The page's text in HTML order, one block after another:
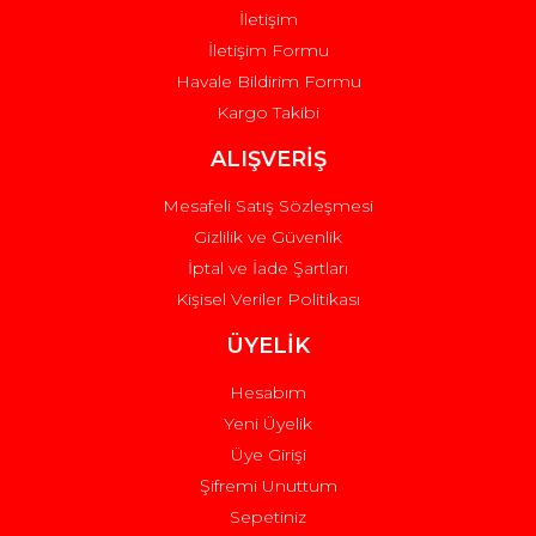
Gönder
İletişim
İletişim Formu
Havale Bildirim Formu
Kargo Takibi
ALIŞVERİŞ
Mesafeli Satış Sözleşmesi
Gizlilik ve Güvenlik
İptal ve İade Şartları
Kişisel Veriler Politikası
ÜYELİK
Hesabım
Yeni Üyelik
Üye Girişi
Şifremi Unuttum
Sepetiniz